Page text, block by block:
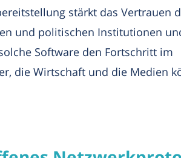
stärkt das Vertrauen
und politischen Institutionen
Software den Fortschritt im
die Wirtschaft und die Medien